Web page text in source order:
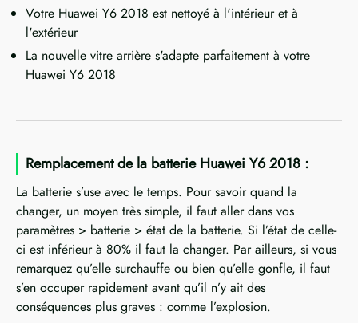
Votre Huawei Y6 2018 est nettoyé à l'intérieur et à
l'extérieur
La nouvelle vitre arrière s'adapte parfaitement à votre
Huawei Y6 2018
Remplacement de la batterie Huawei Y6 2018 :
La batterie s’use avec le temps. Pour savoir quand la
changer, un moyen très simple, il faut aller dans vos
paramètres > batterie > état de la batterie. Si l’état de celle-
ci est inférieur à 80% il faut la changer. Par ailleurs, si vous
remarquez qu’elle surchauffe ou bien qu’elle gonfle, il faut
s’en occuper rapidement avant qu’il n’y ait des
conséquences plus graves : comme l’explosion.